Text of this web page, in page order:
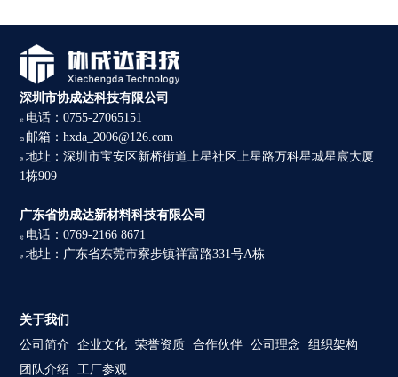
深圳市协成达科技有限公司
电话：0755-27065151
邮箱：hxda_2006@126.com
地址：深圳市宝安区新桥街道上星社区上星路万科星城星宸大厦
1栋909
广东省协成达新材料科技有限公司
电话：0769-2166 8671
地址：广东省东莞市寮步镇祥富路331号A栋
关于我们
公司简介 企业文化 荣誉资质 合作伙伴 公司理念
组织架构
团队介绍
工厂参观